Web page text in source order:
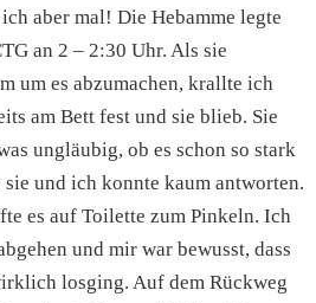
aber mal! Die Hebamme legte
an 2 – 2:30 Uhr. Als sie
um es abzumachen, krallte ich
am Bett fest und sie blieb. Sie
ungläubig, ob es schon so stark
sie und ich konnte kaum antworten.
es auf Toilette zum Pinkeln. Ich
und mir war bewusst, dass
losging. Auf dem Rückweg